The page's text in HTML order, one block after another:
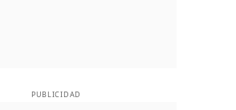
PUBLICIDAD